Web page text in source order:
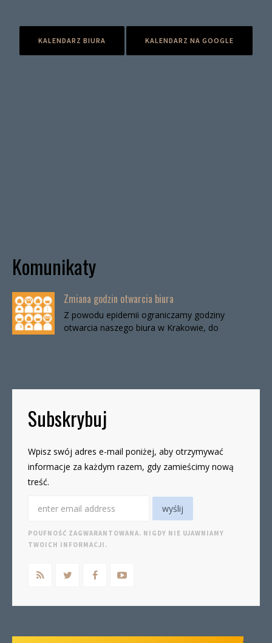
KALENDARZ BIURA KALENDARZ NA GOOGLE
Komunikaty
Zmiana godzin otwarcia biura
Z powodu epidemii ograniczamy godziny
otwarcia naszego biura w Krakowie, do
Subskrybuj
Wpisz swój adres e-mail poniżej, aby otrzymywać
informacje za każdym razem, gdy zamieścimy nową
treść.
POUFNOŚĆ ZAGWARANTOWANA. NIGDY NIE UJAWNIAMY
TWOICH INFORMACJI.